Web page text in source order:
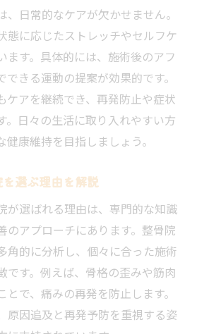
日常的なケアが欠かせません。
態に応じたストレッチやセルフケ
ます。具体的には、施術後のアフ
きる運動の提案が効果的です。
ケアを継続でき、再発防止や症状
。日々の生活に取り入れやすい方
康維持を目指しましょう。
選ぶ理由を解説
が選ばれる理由は、専門的な知識
のアプローチにあります。整骨院
角的に分析し、個々に合った施術
です。例えば、骨格の歪みや筋肉
で、痛みの再発を防止します。
原因追及と再発予防を重視する姿